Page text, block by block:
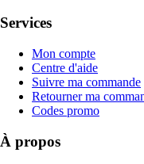
Services
Mon compte
Centre d'aide
Suivre ma commande
Retourner ma
Codes promo
À propos